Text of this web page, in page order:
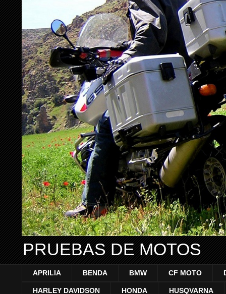
PRUEBAS DE MOTOS
APRILIA BENDA BMW CF MOTO
HARLEY DAVIDSON HONDA HUSQVARNA